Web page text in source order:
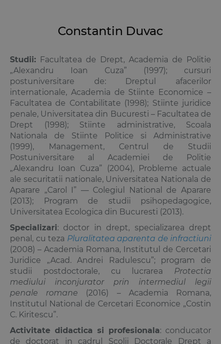
Constantin Duvac
Studii: Facultatea de Drept, Academia de Politie
„Alexandru Ioan Cuza” (1997); cursuri
postuniversitare de: Dreptul afacerilor
internationale, Academia de Stiinte Economice –
Facultatea de Contabilitate (1998); Stiinte juridice
penale, Universitatea din Bucuresti – Facultatea de
Drept (1998); Stiinte administrative, Scoala
Nationala de Stiinte Politice si Administrative
(1999), Management, Centrul de Studii
Postuniversitare al Academiei de Politie
„Alexandru Ioan Cuza” (2004), Probleme actuale
ale securitatii nationale, Universitatea Nationala de
Aparare „Carol I” –– Colegiul National de Aparare
(2013); Program de studii psihopedagogice,
Universitatea Ecologica din Bucuresti (2013).
Specializari: doctor in drept, specializarea drept
penal, cu teza Pluralitatea aparenta de infractiuni
(2008) – Academia Romana, Institutul de Cercetari
Juridice „Acad. Andrei Radulescu”; program de
studii postdoctorale, cu lucrarea Protectia
mediului inconjurator prin intermediul legii
penale romane (2016) – Academia Romana,
Institutul National de Cercetari Economice „Costin
C. Kiritescu”.
Activitate didactica si profesionala: conducator
de doctorat in cadrul Scolii Docto­rale Drept a